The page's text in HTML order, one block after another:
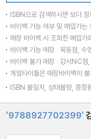
ISBN으로 검색하시면 보다 정
바이백 가능 여부 및 매입가는
매장 바이백 시 조회한 매입가
바이백 가능 매장 : 목동점, 수
바이백 불가 매장 : 강서NC점,
게임타이틀은 매장바이백이 불
ISBN 불일치, 상태불량, 증정
'9788927702399'